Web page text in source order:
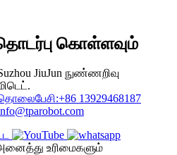
கொள்ளவும்
JiuJun நுண்ணறிவு
13929468187
அனைத்து உரிமைகளும்